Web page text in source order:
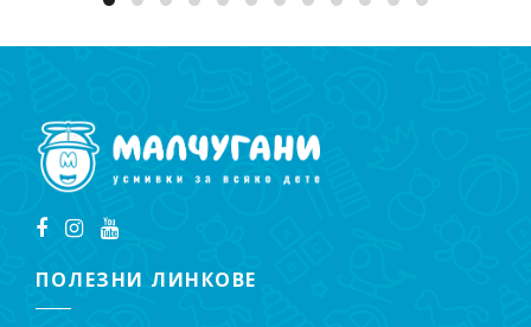
ПОЛЕЗНИ ЛИНКОВЕ